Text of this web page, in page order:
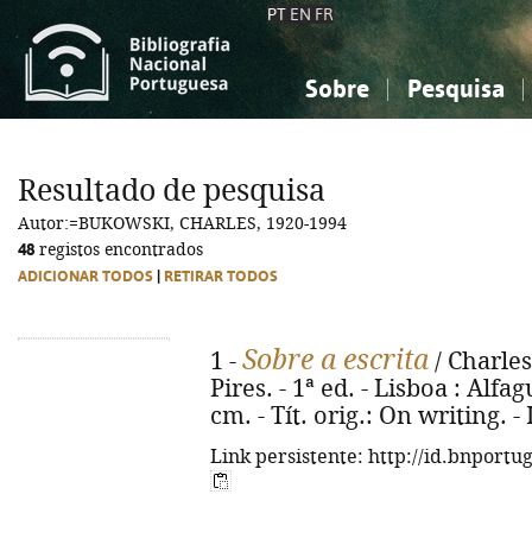
PT EN FR
Sobre Pesquisa
Ciências sociais...
Ciências sociais...
Resultado de pesquisa
Autor:=BUKOWSKI, CHARLES, 1920-1994
48 registos encontrados
ADICIONAR TODOS RETIRAR TODOS
1 - Sobre a escrita /
Pires. - 1ª ed. - Lisboa :
cm. - Tít. orig.: On writing. -
Link persistente: http://